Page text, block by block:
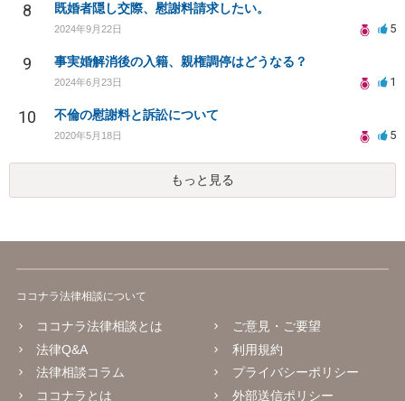
8 既婚者隠し交際、慰謝料請求したい。
2024年9月22日 5
9 事実婚解消後の入籍、親権調停はどうなる？
2024年6月23日 1
10 不倫の慰謝料と訴訟について
2020年5月18日 5
もっと見る
ココナラ法律相談について
ココナラ法律相談とは
法律Q&A
法律相談コラム
ココナラとは
ご意見・ご要望
利用規約
プライバシーポリシー
外部送信ポリシー